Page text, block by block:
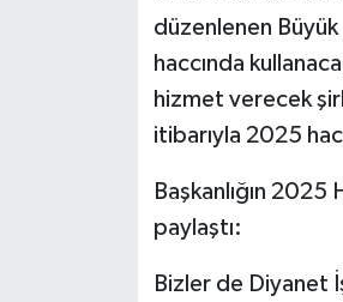
düzenlenen Büyük
haccında
hizmet verecek
itibarıyla 2025
Başkanlığın
paylaştı:
Bizler de Diyanet
Denizli Müftülüğü
Düzce Müftülüğü
Edirne Müftülüğü
Diyanet TV